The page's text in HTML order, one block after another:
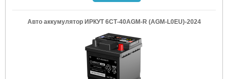
Авто аккумулятор ИРКУТ 6СТ-40AGM-R (AGM-L0EU)-2024